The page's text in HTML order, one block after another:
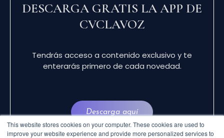
This website stores cookies on your computer. These cookies are used to
improve your website experience and provide more personalized services to
DESCARGA GRATIS LA APP DE
CVCLAVOZ
Tendrás acceso a contenido exclusivo y te
enterarás primero de cada novedad.
Descarga aquí